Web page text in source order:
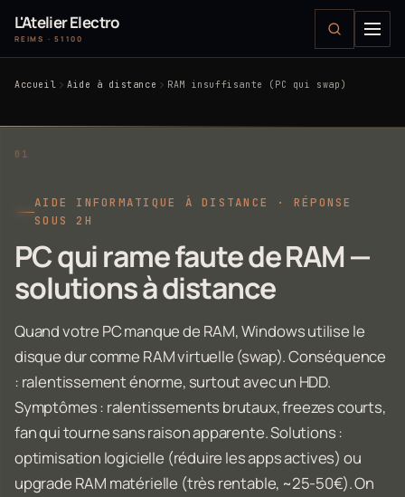
L'Atelier Electro
REIMS · 51100
Accueil Aide à distance RAM insuffisante (PC qui swap)
AIDE INFORMATIQUE À DISTANCE · RÉPONSE
SOUS 2H
PC qui rame faute de RAM —
solutions à distance
Quand votre PC manque de RAM, Windows utilise le
disque dur comme RAM virtuelle (swap). Conséquence
: ralentissement énorme, surtout avec un HDD.
Symptômes : ralentissements brutaux, freezes courts,
fan qui tourne sans raison apparente. Solutions :
optimisation logicielle (réduire les apps actives) ou
upgrade RAM matérielle (très rentable, ~25-50€). On